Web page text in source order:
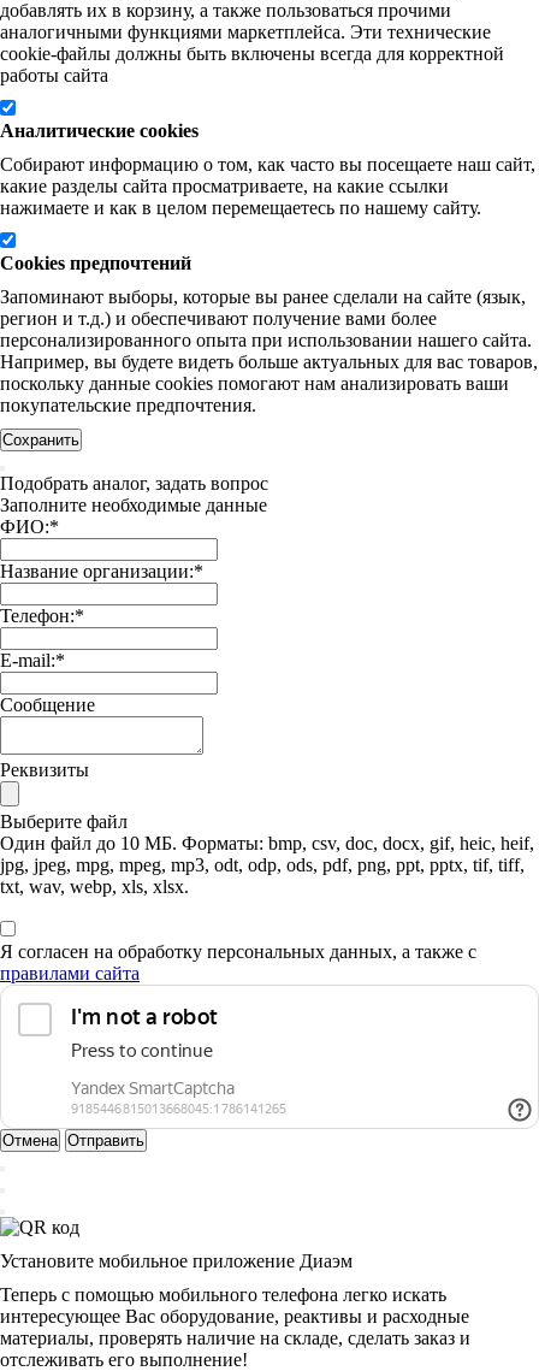
добавлять их в корзину, а также пользоваться прочими
аналогичными функциями маркетплейса. Эти технические
cookie-файлы должны быть включены всегда для корректной
работы сайта
Аналитические cookies
Собирают информацию о том, как часто вы посещаете наш сайт,
какие разделы сайта просматриваете, на какие ссылки
нажимаете и как в целом перемещаетесь по нашему сайту.
Cookies предпочтений
Запоминают выборы, которые вы ранее сделали на сайте (язык,
регион и т.д.) и обеспечивают получение вами более
персонализированного опыта при использовании нашего сайта.
Например, вы будете видеть больше актуальных для вас товаров,
поскольку данные cookies помогают нам анализировать ваши
покупательские предпочтения.
Сохранить
Подобрать аналог, задать вопрос
Заполните необходимые данные
ФИО:*
Название организации:*
Телефон:*
E-mail:*
Сообщение
Реквизиты
Выберите файл
Один файл до 10 МБ. Форматы: bmp, csv, doc, docx, gif, heic, heif,
jpg, jpeg, mpg, mpeg, mp3, odt, odp, ods, pdf, png, ppt, pptx, tif, tiff,
txt, wav, webp, xls, xlsx.
Я согласен на обработку персональных данных, а также с
правилами сайта
Отмена Отправить
Установите мобильное приложение Диаэм
Теперь с помощью мобильного телефона легко искать
интересующее Вас оборудование, реактивы и расходные
материалы, проверять наличие на складе, сделать заказ и
отслеживать его выполнение!